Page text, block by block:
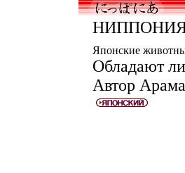
НИППОНИЯ
Японские
Обладают
Автор